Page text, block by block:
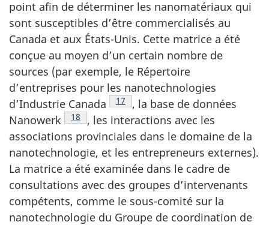
point afin de déterminer les nanomatériaux qui
sont susceptibles d’être commercialisés au
Canada et aux États-Unis. Cette matrice a été
conçue au moyen d’un certain nombre de
sources (par exemple, le Répertoire
d’entreprises pour les nanotechnologies
d’Industrie Canada
Note de bas de page
17
, la base de données
Nanowerk
Note de bas de page
18
, les interactions avec les
associations provinciales dans le domaine de la
nanotechnologie, et les entrepreneurs externes).
La matrice a été examinée dans le cadre de
consultations avec des groupes d’intervenants
compétents, comme le sous-comité sur la
nanotechnologie du Groupe de coordination de